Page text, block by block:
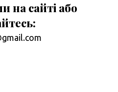
на сайті або